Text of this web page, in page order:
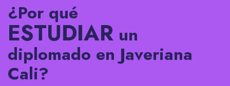
¿Por qué
ESTUDIAR un
diplomado en Javeriana
Cali?